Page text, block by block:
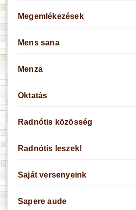
Megemlékezések
Mens sana
Menza
Oktatás
Radnótis közösség
Radnótis leszek!
Saját versenyeink
Sapere aude